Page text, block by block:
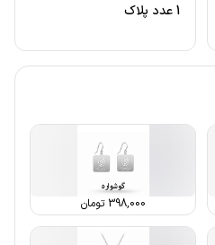
1 عدد پلاک
398,000 تومان